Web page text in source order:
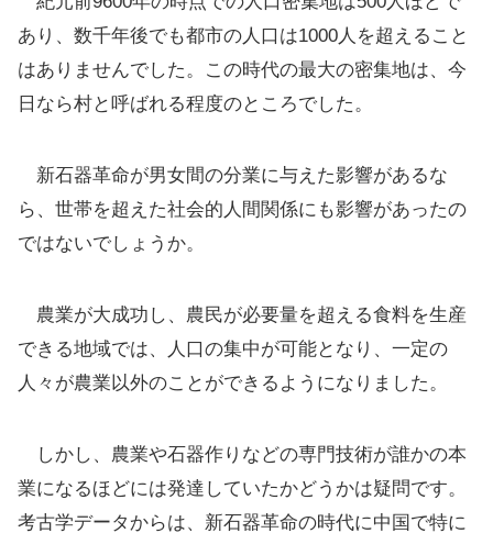
あり、数千年後でも都市の人口は1000人を超えること
はありませんでした。この時代の最大の密集地は、今
日なら村と呼ばれる程度のところでした。
新石器革命が男女間の分業に与えた影響があるな
ら、世帯を超えた社会的人間関係にも影響があったの
ではないでしょうか。
農業が大成功し、農民が必要量を超える食料を生産
できる地域では、人口の集中が可能となり、一定の
人々が農業以外のことができるようになりました。
しかし、農業や石器作りなどの専門技術が誰かの本
業になるほどには発達していたかどうかは疑問です。
考古学データからは、新石器革命の時代に中国で特に